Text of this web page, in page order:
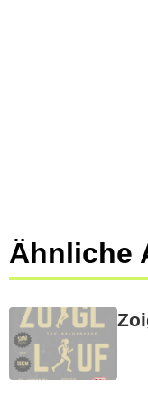
Ähnliche